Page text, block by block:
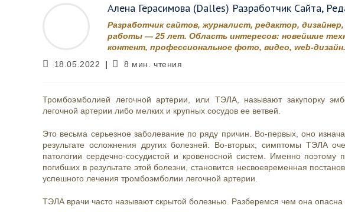
Алена Герасимова (Dalles) Разработчик Сайта,
Разработчик сайтов, журналист, редактор,
работы — 25 лет. Область интересов: новейшие
контент, профессиональное фото, видео, web-дизайн.
Запись
18.05.2022
Время
8 мин. чтения
Тромбоэмболией легочной артерии, или ТЭЛА, называют закупорку
легочной артерии либо мелких и крупных сосудов ее ветвей.
Это весьма серьезное заболевание по ряду причин. Во-первых, оно
результате осложнения других болезней. Во-вторых, симптомы ТЭЛА
патологии сердечно-сосудистой и кровеносной систем. Именно поэтому
погибших в результате этой болезни, становится несвоевременная
успешного лечения тромбоэмболии легочной артерии.
ТЭЛА врачи часто называют скрытой болезнью. Разберемся чем она опасна